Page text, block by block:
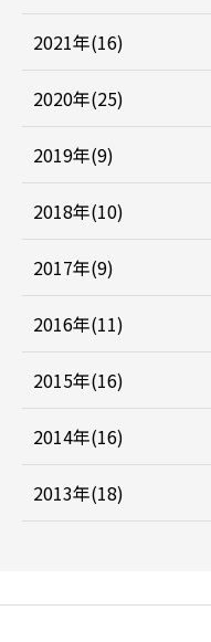
2021年(16)
2020年(25)
2019年(9)
2018年(10)
2017年(9)
2016年(11)
2015年(16)
2014年(16)
2013年(18)